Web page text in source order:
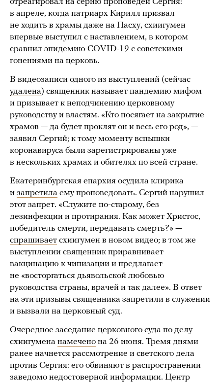
в апреле, когда патриарх Кирилл призвал
не ходить в храмы даже на Пасху, схиигумен
впервые выступил с наставлением, в котором
сравнил эпидемию COVID-19 с советскими
гонениями на церковь.
В видеозаписи одного из выступлений (сейчас
удалена) священник называет пандемию мифом
и призывает к неподчинению церковному
руководству и властям. «Кто посягает на закрытие
храмов — да будет проклят он и весь его род», —
заявил Сергий; к тому моменту вспышки
коронавируса были зарегистрированы уже
в нескольких храмах и обителях по всей стране.
Екатеринбургская епархия осудила клирика
и запретила ему проповедовать. Сергий нарушил
этот запрет. «Служите по-старому, без
дезинфекции и протирания. Как может Христос,
победитель смерти, передавать смерть?» —
спрашивает схиигумен в новом видео; в том же
выступлении священник приравнивает
вакцинацию к чипизации и предлагает
не «восторгаться дьявольской любовью
руководства страны, врачей и так далее». В ответ
на эти призывы священника запретили в служении
и вызвали на церковный суд.
Очередное заседание церковного суда по делу
схиигумена намечено на 26 июня. Тремя днями
ранее начнется рассмотрение и светского дела
против Сергия: его обвиняют в распространении
заведомо недостоверной информации. Центр